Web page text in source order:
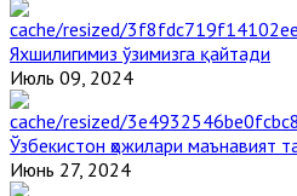
Яхшилигимиз ўзимизга қайтади
Июль 09, 2024
Ўзбекистон ҳожилари маънавият
Июнь 27, 2024